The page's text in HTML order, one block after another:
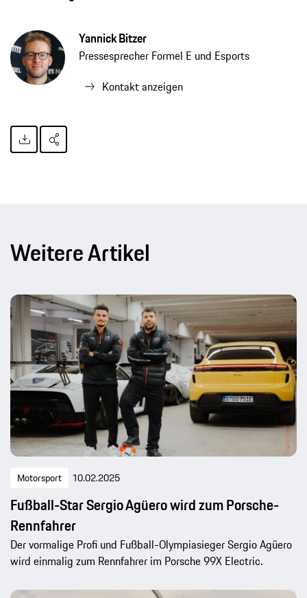
Yannick Bitzer
Pressesprecher Formel E und Esports
Kontakt anzeigen
Weitere Artikel
Motorsport 10.02.2025
Fußball-Star Sergio Agüero wird zum Porsche-
Rennfahrer
Der vormalige Profi und Fußball-Olympiasieger Sergio Agüero
wird einmalig zum Rennfahrer im Porsche 99X Electric.